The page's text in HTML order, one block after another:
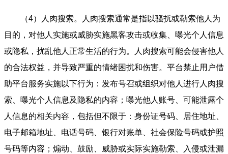
（4）人肉搜索。人肉搜索通常是指以骚扰或勒索他人为
目的，对他人实施或威胁实施黑客攻击或收集、曝光个人信息
或隐私，扰乱他人正常生活的行为。人肉搜索可能会侵害他人
的合法权益，并导致严重的情绪困扰和伤害。平台禁止用户借
助平台服务实施以下行为：发布号召或组织对他人进行人肉搜
索、曝光个人信息及隐私的内容；曝光他人账号、可能泄露个
人信息的相关内容，包括但不限于：身份证号码、居住地址、
电子邮箱地址、电话号码、银行对账单、社会保险号码或护照
号码等内容；煽动、鼓励、威胁或实际实施勒索、入侵或泄漏